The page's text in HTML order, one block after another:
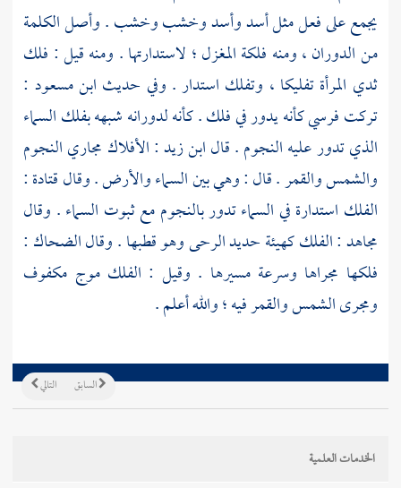
يجمع على فعل مثل أسد وأسد وخشب وخشب . وأصل الكلمة
من الدوران ، ومنه فلكة المغزل ؛ لاستدارتها . ومنه قيل : فلك
ثدي المرأة تفليكا ، وتفلك استدار . وفي حديث ابن مسعود :
تركت فرسي كأنه يدور في فلك . كأنه لدورانه شبهه بفلك السماء
الذي تدور عليه النجوم . قالابن زيد: الأفلاك مجاري النجوم
والشمس والقمر . قال : وهي بين السماء والأرض . وقالقتادة:
الفلك استدارة في السماء تدور بالنجوم مع ثبوت السماء . وقال
مجاهد: الفلك كهيئة حديد الرحى وهو قطبها . وقالالضحاك :
فلكها مجراها وسرعة مسيرها . وقيل : الفلك موج مكفوف
ومجرى الشمس والقمر فيه ؛ والله أعلم .
التالي السابق
الخدمات العلمية